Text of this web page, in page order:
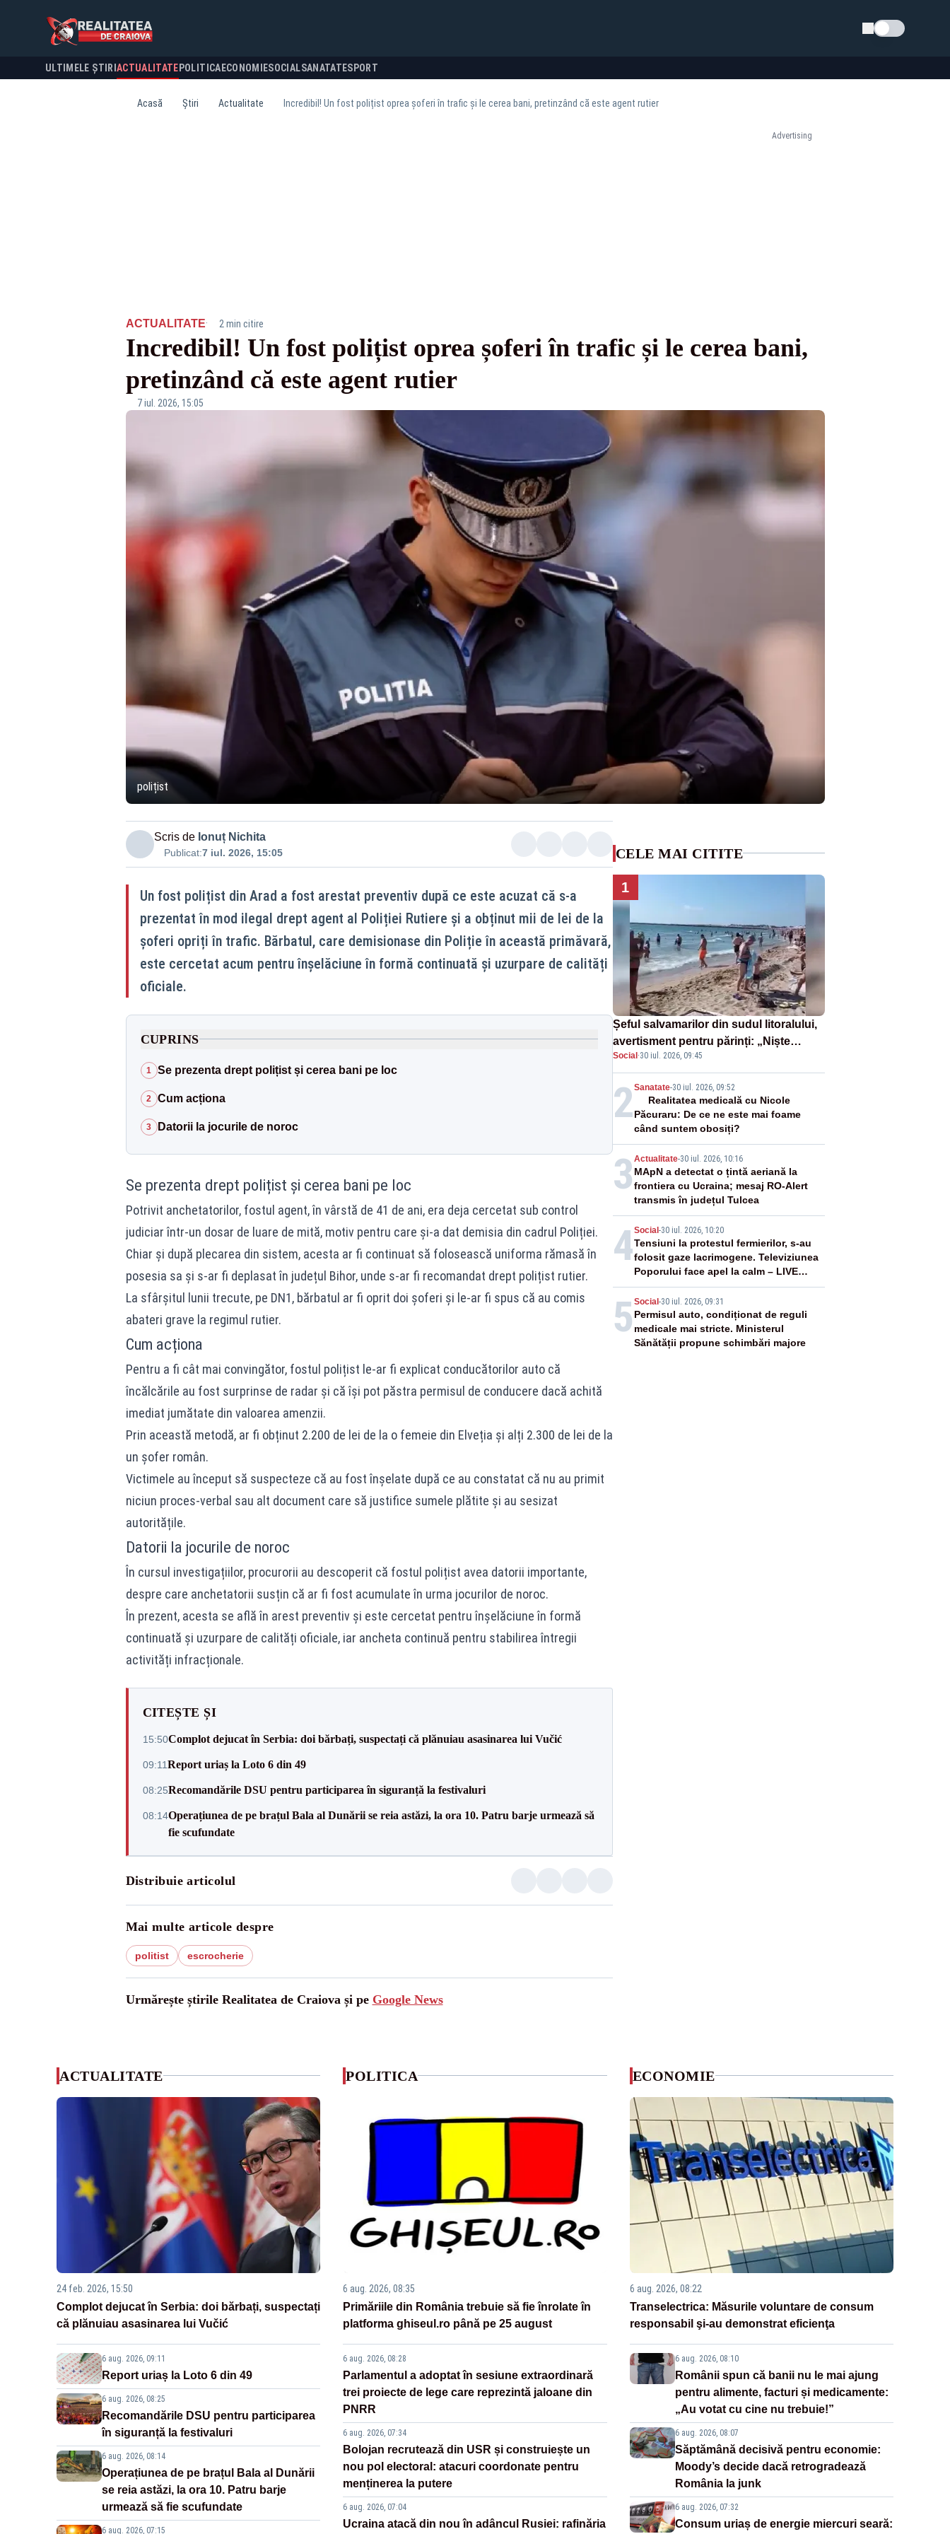
Schimba tema
ULTIMELE ȘTIRI ACTUALITATE POLITICA ECONOMIESOCIALSANATATESPORT
Acasă Știri Actualitate Incredibil! Un fost polițist oprea șoferi în trafic și le cerea bani, pretinzând că este agent rutier
Advertising
ACTUALITATE· 2 min citire
Incredibil! Un fost polițist oprea șoferi în trafic și le cerea bani,
pretinzând că este agent rutier
7 iul. 2026, 15:05
polițist
Scris de Ionuț Nichita
Publicat:7 iul. 2026, 15:05
Un fost polițist din Arad a fost arestat preventiv după ce este acuzat că s-a
prezentat în mod ilegal drept agent al Poliției Rutiere și a obținut mii de lei de la
șoferi opriți în trafic. Bărbatul, care demisionase din Poliție în această primăvară,
este cercetat acum pentru înșelăciune în formă continuată și uzurpare de calități
oficiale.
CUPRINS
1 Se prezenta drept polițist și cerea bani pe loc
2 Cum acționa
3 Datorii la jocurile de noroc
Se prezenta drept polițist și cerea bani pe loc
Potrivit anchetatorilor, fostul agent, în vârstă de 41 de ani, era deja cercetat sub control
judiciar într-un dosar de luare de mită, motiv pentru care și-a dat demisia din cadrul Poliției.
Chiar și după plecarea din sistem, acesta ar fi continuat să folosească uniforma rămasă în
posesia sa și s-ar fi deplasat în județul Bihor, unde s-ar fi recomandat drept polițist rutier.
La sfârșitul lunii trecute, pe DN1, bărbatul ar fi oprit doi șoferi și le-ar fi spus că au comis
abateri grave la regimul rutier.
Cum acționa
Pentru a fi cât mai convingător, fostul polițist le-ar fi explicat conducătorilor auto că
încălcările au fost surprinse de radar și că își pot păstra permisul de conducere dacă achită
imediat jumătate din valoarea amenzii.
Prin această metodă, ar fi obținut 2.200 de lei de la o femeie din Elveția și alți 2.300 de lei de la
un șofer român.
Victimele au început să suspecteze că au fost înșelate după ce au constatat că nu au primit
niciun proces-verbal sau alt document care să justifice sumele plătite și au sesizat
autoritățile.
Datorii la jocurile de noroc
În cursul investigațiilor, procurorii au descoperit că fostul polițist avea datorii importante,
despre care anchetatorii susțin că ar fi fost acumulate în urma jocurilor de noroc.
În prezent, acesta se află în arest preventiv și este cercetat pentru înșelăciune în formă
continuată și uzurpare de calități oficiale, iar ancheta continuă pentru stabilirea întregii
activități infracționale.
CITEȘTE ȘI
15:50Complot dejucat în Serbia: doi bărbați, suspectați că plănuiau asasinarea lui Vučić
09:11Report uriaș la Loto 6 din 49
08:25Recomandările DSU pentru participarea în siguranță la festivaluri
08:14Operațiunea de pe brațul Bala al Dunării se reia astăzi, la ora 10. Patru barje urmează să
fie scufundate
Distribuie articolul
Mai multe articole despre
politist escrocherie
Urmărește știrile Realitatea de Craiova și pe Google News
CELE MAI CITITE
1
Șeful salvamarilor din sudul litoralului,
avertisment pentru părinți: „Niște
cursuri de înot la piscină nu sunt
suficiente”
Social·30 iul. 2026, 09:45
2Sanatate-30 iul. 2026, 09:52
Realitatea medicală cu Nicole
Păcuraru: De ce ne este mai foame
când suntem obosiți?
3 Actualitate-30 iul. 2026, 10:16
MApN a detectat o țintă aeriană la
frontiera cu Ucraina; mesaj RO-Alert
transmis în județul Tulcea
4Social-30 iul. 2026, 10:20
Tensiuni la protestul fermierilor, s-au
folosit gaze lacrimogene. Televiziunea
Poporului face apel la calm – LIVE
TEXT
5 Social-30 iul. 2026, 09:31
Permisul auto, condiționat de reguli
medicale mai stricte. Ministerul
Sănătății propune schimbări majore
ACTUALITATE
24 feb. 2026, 15:50
Complot dejucat în Serbia: doi bărbați, suspectați
că plănuiau asasinarea lui Vučić
6 aug. 2026, 09:11
Report uriaș la Loto 6 din 49
6 aug. 2026, 08:25
Recomandările DSU pentru participarea
în siguranță la festivaluri
6 aug. 2026, 08:14
Operațiunea de pe brațul Bala al Dunării
se reia astăzi, la ora 10. Patru barje
urmează să fie scufundate
6 aug. 2026, 07:15
POLITICA
6 aug. 2026, 08:35
Primăriile din România trebuie să fie înrolate în
platforma ghiseul.ro până pe 25 august
6 aug. 2026, 08:28
Parlamentul a adoptat în sesiune extraordinară
trei proiecte de lege care reprezintă jaloane din
PNRR
6 aug. 2026, 07:34
Bolojan recrutează din USR și construiește un
nou pol electoral: atacuri coordonate pentru
menținerea la putere
6 aug. 2026, 07:04
Ucraina atacă din nou în adâncul Rusiei: rafinăria
ECONOMIE
6 aug. 2026, 08:22
Transelectrica: Măsurile voluntare de consum
responsabil şi-au demonstrat eficienţa
6 aug. 2026, 08:10
Românii spun că banii nu le mai ajung
pentru alimente, facturi și medicamente:
„Au votat cu cine nu trebuie!”
6 aug. 2026, 08:07
Săptămână decisivă pentru economie:
Moody’s decide dacă retrogradează
România la junk
6 aug. 2026, 07:32
Consum uriaș de energie miercuri seară: